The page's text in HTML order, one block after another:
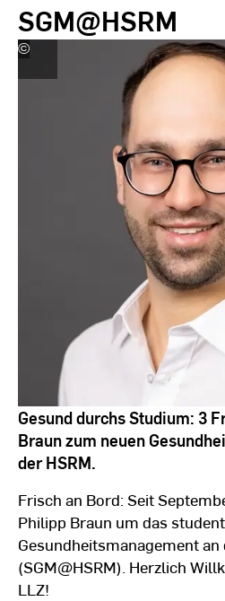
SGM@HSRM
©
Andreas
Gesund durchs Studium: 3
Braun zum neuen
der HSRM.
Frisch an Bord: Seit
Philipp Braun um das
Gesundheitsmanagement an
(SGM@HSRM). Herzlich
LLZ!